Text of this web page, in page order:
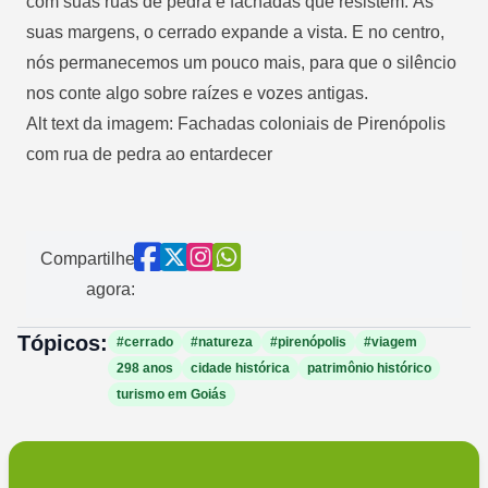
suas margens, o cerrado expande a vista. E no centro,
nós permanecemos um pouco mais, para que o silêncio
nos conte algo sobre raízes e vozes antigas.
Alt text da imagem: Fachadas coloniais de Pirenópolis
com rua de pedra ao entardecer
Compartilhe
agora:
Tópicos: #cerrado #natureza #pirenópolis
#viagem
298 anos
cidade histórica
patrimônio histórico
turismo em Goiás